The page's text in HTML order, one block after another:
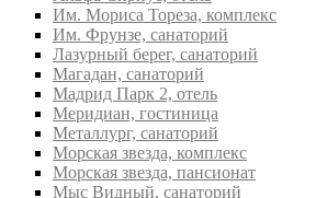
Им. Мориса Тореза, комплекс
Им. Фрунзе, санаторий
Лазурный берег, санаторий
Магадан, санаторий
Мадрид Парк 2, отель
Меридиан, гостиница
Металлург, санаторий
Морская звезда, комплекс
Морская звезда, пансионат
Мыс Видный, санаторий